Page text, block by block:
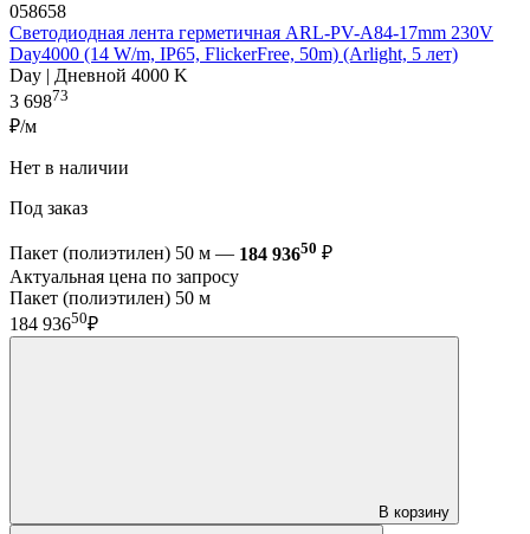
058658
Светодиодная лента герметичная ARL-PV-A84-17mm 230V
Day4000 (14 W/m, IP65, FlickerFree, 50m) (Arlight, 5 лет)
Day | Дневной 4000 K
3 69873
₽/м
Нет в наличии
Под заказ
Пакет (полиэтилен) 50 м — 184 93650 ₽
Актуальная цена по запросу
Пакет (полиэтилен) 50 м
184 93650₽
В корзину